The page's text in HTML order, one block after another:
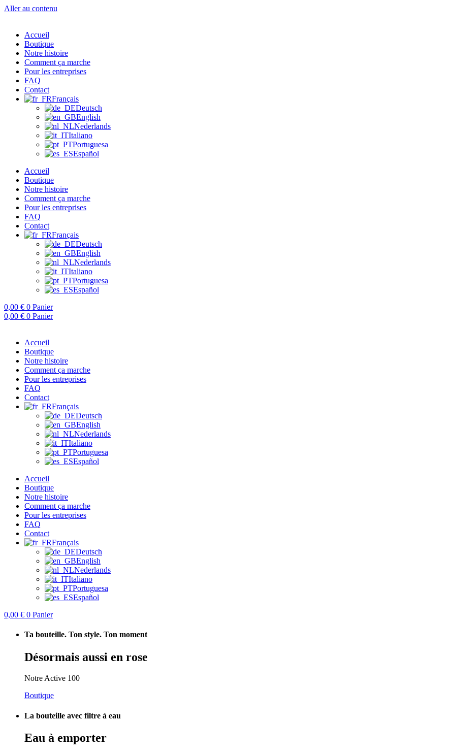
Aller au contenu
Accueil
Boutique
Notre histoire
Comment ça marche
Pour les entreprises
FAQ
Contact
Français
Deutsch
English
Nederlands
Italiano
Portuguesa
Español
Accueil
Boutique
Notre histoire
Comment ça marche
Pour les entreprises
FAQ
Contact
Français
Deutsch
English
Nederlands
Italiano
Portuguesa
Español
0,00 € 0 Panier
0,00 € 0 Panier
Accueil
Boutique
Notre histoire
Comment ça marche
Pour les entreprises
FAQ
Contact
Français
Deutsch
English
Nederlands
Italiano
Portuguesa
Español
Accueil
Boutique
Notre histoire
Comment ça marche
Pour les entreprises
FAQ
Contact
Français
Deutsch
English
Nederlands
Italiano
Portuguesa
Español
0,00 € 0 Panier
Ta bouteille. Ton style. Ton moment
Désormais aussi en rose
Notre Active 100
Boutique
La bouteille avec filtre à eau
Eau à emporter